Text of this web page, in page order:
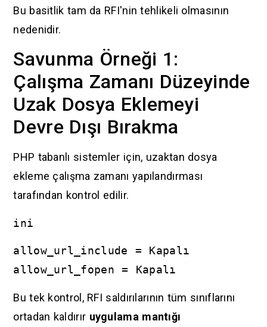
Bu basitlik tam da RFI'nin tehlikeli olmasının
nedenidir.
Savunma Örneği 1:
Çalışma Zamanı Düzeyinde
Uzak Dosya Eklemeyi
Devre Dışı Bırakma
PHP tabanlı sistemler için, uzaktan dosya
ekleme çalışma zamanı yapılandırması
tarafından kontrol edilir.
ini
allow_url_include = Kapalı
allow_url_fopen = Kapalı
Bu tek kontrol, RFI saldırılarının tüm sınıflarını
ortadan kaldırır uygulama mantığı